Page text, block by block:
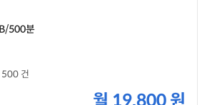
500분
500 건
월 19,800 원